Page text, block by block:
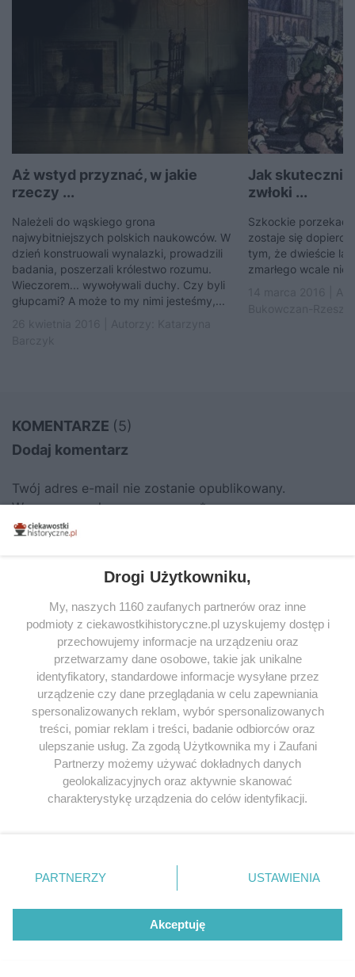
Aż wstyd przyznać, w jakie
rzeczy ...
Należeli do wąskiego grona
najwybitniejszych polskich naukowców. W
dzień konstruowali wynalazki, prowadzili
badania, poszerzali królestwo rozumu.
Wieczorem... wywoływali duchy. Czy byli
głupcami? A może to my nimi jesteśmy,...
Jak
zwłoki ...
Szkockie
zostaje się dopiero
tym, że dwieście lat
zmarłego wcale nie
KOMENTARZE (5)
Dodaj komentarz
Twój adres e-mail nie zostanie opublikowany.
Wymagane pola są oznaczone*
KOMENTARZ
NAZWA
Drogi Użytkowniku,
My, naszych 1160 zaufanych partnerów oraz inne
podmioty z ciekawostkihistoryczne.pl uzyskujemy dostęp i
przechowujemy informacje na urządzeniu oraz
przetwarzamy dane osobowe, takie jak unikalne
identyfikatory, standardowe informacje wysyłane przez
urządzenie czy dane przeglądania w celu zapewniania
spersonalizowanych reklam, wybór spersonalizowanych
treści, pomiar reklam i treści, badanie odbiorców oraz
ulepszanie usług. Za zgodą Użytkownika my i Zaufani
Partnerzy możemy używać dokładnych danych
geolokalizacyjnych oraz aktywnie skanować
charakterystykę urządzenia do celów identyfikacji.
zmienić/wycofać klikając przycisk ustawień prywatności
znajdujący się w lewym dolnym rogu strony
. Niektóre
użytkownika, ale masz prawo sprzeciwić się takiemu
przetwarzaniu. Preferencje będą miały zastosowania tylko
PARTNERZY USTAWIENIA
Akceptuję